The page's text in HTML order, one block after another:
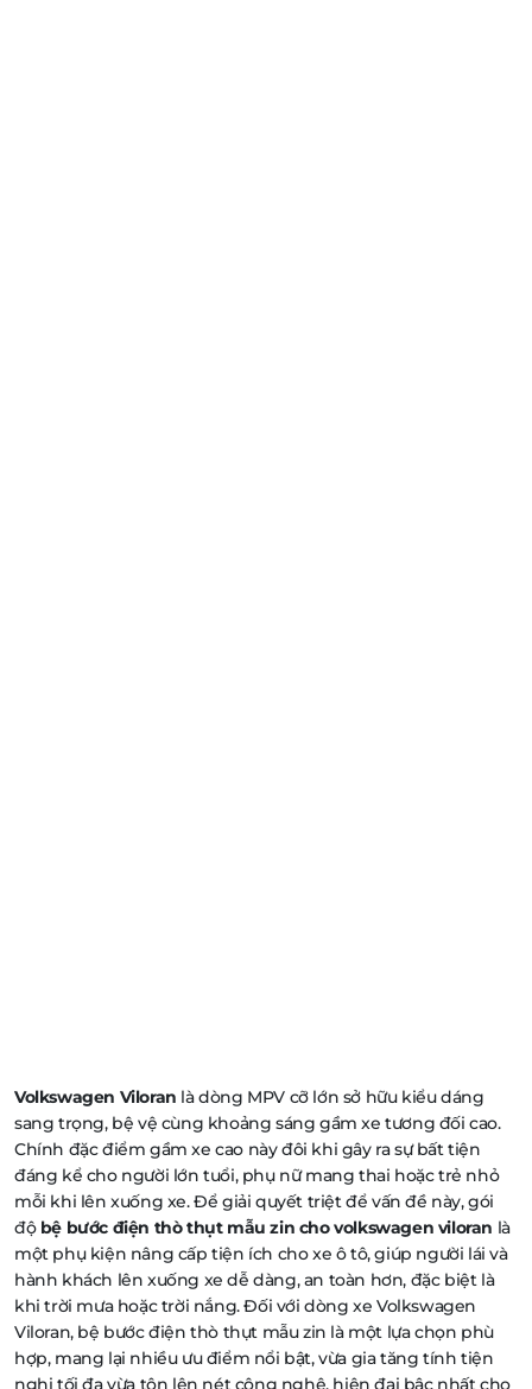
Volkswagen Viloran là dòng MPV cỡ lớn sở hữu kiểu dáng
sang trọng, bệ vệ cùng khoảng sáng gầm xe tương đối cao.
Chính đặc điểm gầm xe cao này đôi khi gây ra sự bất tiện
đáng kể cho người lớn tuổi, phụ nữ mang thai hoặc trẻ nhỏ
mỗi khi lên xuống xe. Để giải quyết triệt để vấn đề này, gói
độ bệ bước điện thò thụt mẫu zin cho volkswagen viloran là
một phụ kiện nâng cấp tiện ích cho xe ô tô, giúp người lái và
hành khách lên xuống xe dễ dàng, an toàn hơn, đặc biệt là
khi trời mưa hoặc trời nắng. Đối với dòng xe Volkswagen
Viloran, bệ bước điện thò thụt mẫu zin là một lựa chọn phù
hợp, mang lại nhiều ưu điểm nổi bật, vừa gia tăng tính tiện
nghi tối đa vừa tôn lên nét công nghệ, hiện đại bậc nhất cho